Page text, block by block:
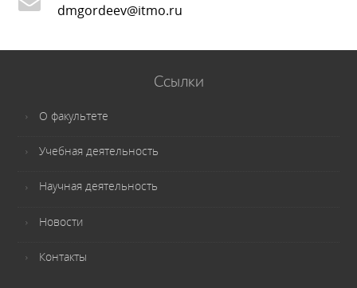
dmgordeev@itmo.ru
Ссылки
О факультете
Учебная деятельность
Научная деятельность
Новости
Контакты